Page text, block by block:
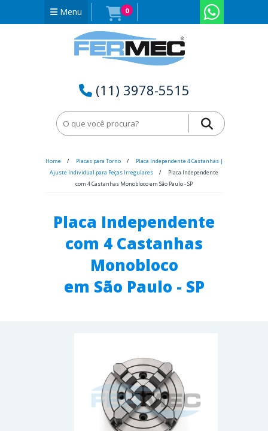
Menu 0
(11) 3978-5515
Home Placas para Torno
Placa Independente 4 Castanhas |
Ajuste Individual para Peças Irregulares
Placa Independente
com 4 Castanhas Monobloco em São Paulo - SP
Placa Independente
com 4 Castanhas
Monobloco
em São Paulo - SP